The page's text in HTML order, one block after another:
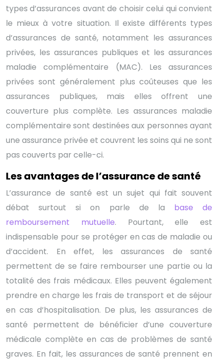
types d’assurances avant de choisir celui qui convient
le mieux à votre situation. Il existe différents types
d’assurances de santé, notamment les assurances
privées, les assurances publiques et les assurances
maladie complémentaire (MAC). Les assurances
privées sont généralement plus coûteuses que les
assurances publiques, mais elles offrent une
couverture plus complète. Les assurances maladie
complémentaire sont destinées aux personnes ayant
une assurance privée et couvrent les soins qui ne sont
pas couverts par celle-ci.
Les avantages de l’assurance de santé
L’assurance de santé est un sujet qui fait souvent
débat surtout si on parle de la base de
remboursement mutuelle. Pourtant, elle est
indispensable pour se protéger en cas de maladie ou
d’accident. En effet, les assurances de santé
permettent de se faire rembourser une partie ou la
totalité des frais médicaux. Elles peuvent également
prendre en charge les frais de transport et de séjour
en cas d’hospitalisation. De plus, les assurances de
santé permettent de bénéficier d’une couverture
médicale complète en cas de problèmes de santé
graves. En fait, les assurances de santé prennent en